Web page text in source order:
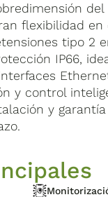
flexibilidad en
tipo 2
IP66,
y control
y